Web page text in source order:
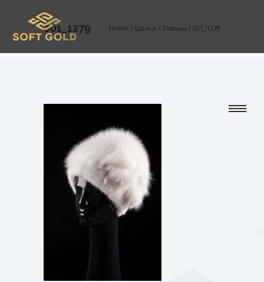
001_1279 Home / Шапки / Товары / 001_1279